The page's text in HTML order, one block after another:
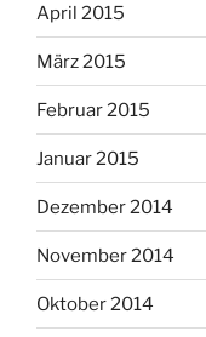
April 2015
März 2015
Februar 2015
Januar 2015
Dezember 2014
November 2014
Oktober 2014